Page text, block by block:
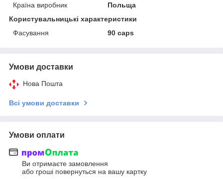
Країна виробник
Польща
Користувальницькі характеристики
Фасування
90 caps
Умови доставки
Нова Пошта
Всі умови доставки
Умови оплати
Ви отримаєте замовлення
або гроші повернуться на вашу картку